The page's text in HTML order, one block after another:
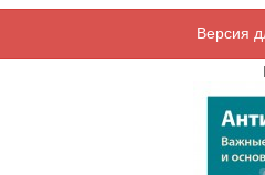
Версия